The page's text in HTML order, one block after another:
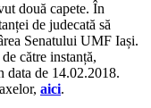
două capete. În
de judecată să
Senatului UMF Iași.
către instanță,
data de 14.02.2018.
aici.